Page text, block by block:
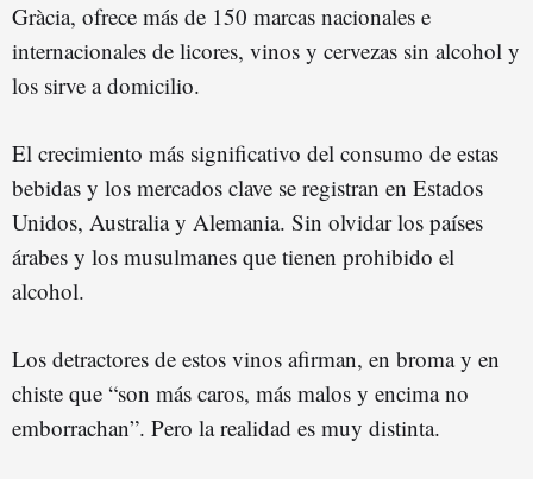
Gràcia, ofrece más de 150 marcas nacionales e
internacionales de licores, vinos y cervezas sin alcohol y
los sirve a domicilio.
El crecimiento más significativo del consumo de estas
bebidas y los mercados clave se registran en Estados
Unidos, Australia y Alemania. Sin olvidar los países
árabes y los musulmanes que tienen prohibido el
alcohol.
Los detractores de estos vinos afirman, en broma y en
chiste que “son más caros, más malos y encima no
emborrachan”. Pero la realidad es muy distinta.